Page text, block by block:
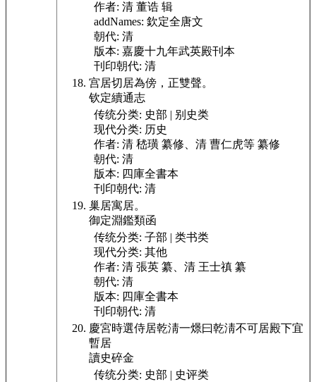
作者: 清 董诰 辑
addNames: 欽定全唐文
朝代: 清
版本: 嘉慶十九年武英殿刊本
刊印朝代: 清
宫居切居為傍，正雙聲。
钦定續通志
传统分类: 史部 | 别史类
现代分类: 历史
作者: 清 嵇璜 纂修、清 曹仁虎等 纂修
朝代: 清
版本: 四庫全書本
刊印朝代: 清
巢居寓居。
御定淵鑑類函
传统分类: 子部 | 类书类
现代分类: 其他
作者: 清 張英 纂、清 王士禛 纂
朝代: 清
版本: 四庫全書本
刊印朝代: 清
慶宮時選侍居乾淸一燝曰乾淸不可居殿下宜
暫居
讀史碎金
传统分类: 史部 | 史评类